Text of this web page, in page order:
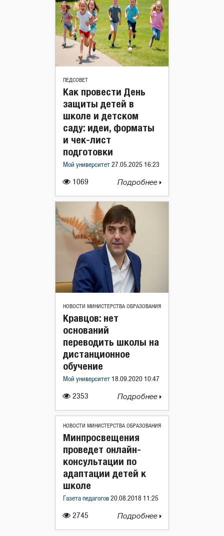
ПЕДСОВЕТ
1069
Как провести День
защиты детей в
школе и детском
саду: идеи, форматы
и чек-лист
подготовки
Мой университет 27.05.2025 16:23
Подробнее
НОВОСТИ МИНИСТЕРСТВА ОБРАЗОВАНИЯ
2353
Кравцов: нет
оснований
переводить школы на
дистанционное
обучение
Мой университет 18.09.2020 10:47
Подробнее
НОВОСТИ МИНИСТЕРСТВА ОБРАЗОВАНИЯ
2745
Минпросвещения
проведет онлайн-
консультации по
адаптации детей к
школе
Газета педагогов 20.08.2018 11:25
Подробнее